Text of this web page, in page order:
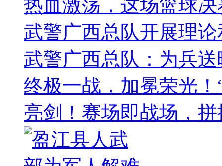
热血激荡，这场篮球
武警广西总队开展理
武警广西总队：为兵
终极一战，加冕荣光
亮剑！赛场即战场，